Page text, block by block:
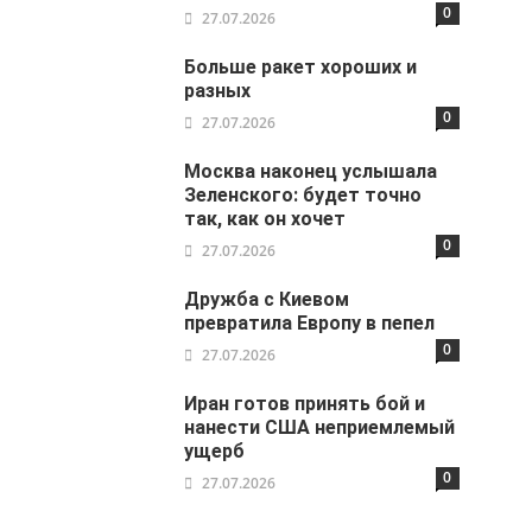
27.07.2026 0
Больше ракет хороших и
разных
27.07.2026 0
Москва наконец услышала
Зеленского: будет точно
так, как он хочет
27.07.2026 0
Дружба с Киевом
превратила Европу в пепел
27.07.2026 0
Иран готов принять бой и
нанести США неприемлемый
ущерб
27.07.2026 0